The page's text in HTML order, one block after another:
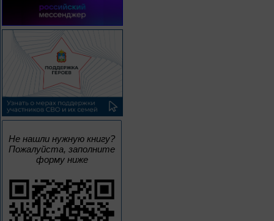
Не нашли нужную книгу?
Пожалуйста, заполните
форму ниже